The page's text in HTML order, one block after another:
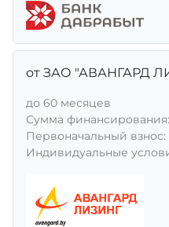
от ЗАО "АВАНГАРД
до 60 месяцев
Сумма финансирования:
Первоначальный взнос:
Индивидуальные